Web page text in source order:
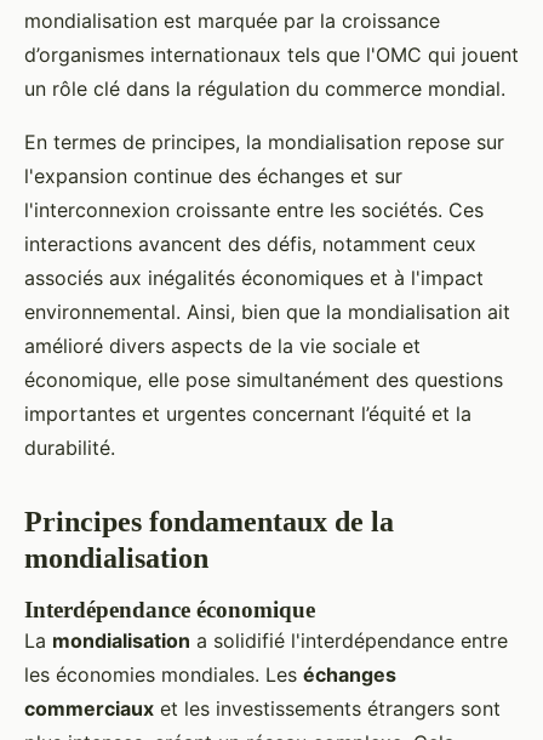
mondialisation est marquée par la croissance
d’organismes internationaux tels que l'OMC qui jouent
un rôle clé dans la régulation du commerce mondial.
En termes de principes, la mondialisation repose sur
l'expansion continue des échanges et sur
l'interconnexion croissante entre les sociétés. Ces
interactions avancent des défis, notamment ceux
associés aux inégalités économiques et à l'impact
environnemental. Ainsi, bien que la mondialisation ait
amélioré divers aspects de la vie sociale et
économique, elle pose simultanément des questions
importantes et urgentes concernant l’équité et la
durabilité.
Principes fondamentaux de la
mondialisation
Interdépendance économique
La mondialisation a solidifié l'interdépendance entre
les économies mondiales. Les échanges
commerciaux et les investissements étrangers sont